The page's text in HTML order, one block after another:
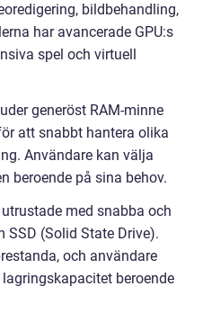
bildbehandling,
har avancerade GPU:s
spel och virtuell
generöst RAM-minne
att snabbt hantera olika
Användare kan välja
beroende på sina behov.
med snabba och
SSD (Solid State Drive).
och användare
beroende